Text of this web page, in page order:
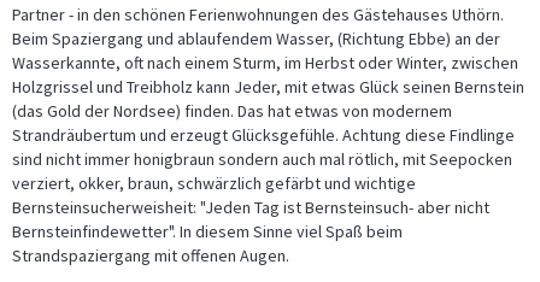
Partner - in den schönen Ferienwohnungen des Gästehauses Uthörn.
Beim Spaziergang und ablaufendem Wasser, (Richtung Ebbe) an der
Wasserkannte, oft nach einem Sturm, im Herbst oder Winter, zwischen
Holzgrissel und Treibholz kann Jeder, mit etwas Glück seinen Bernstein
(das Gold der Nordsee) finden. Das hat etwas von modernem
Strandräubertum und erzeugt Glücksgefühle. Achtung diese Findlinge
sind nicht immer honigbraun sondern auch mal rötlich, mit Seepocken
verziert, okker, braun, schwärzlich gefärbt und wichtige
Bernsteinsucherweisheit: "Jeden Tag ist Bernsteinsuch- aber nicht
Bernsteinfindewetter". In diesem Sinne viel Spaß beim
Strandspaziergang mit offenen Augen.